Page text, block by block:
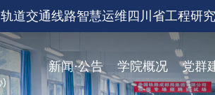
轨道交通线路智慧运维四川省工程研
新闻·公告 学院概况 党群